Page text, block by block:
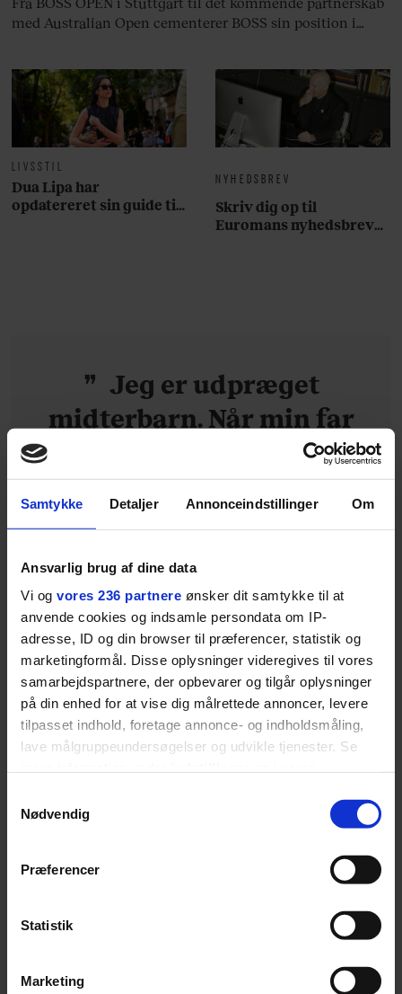
Samtykke Detaljer Annonceindstillinger Om
Ansvarlig brug af dine data
Vi og vores 236 partnere ønsker dit samtykke til at
anvende cookies og indsamle persondata om IP-
adresse, ID og din browser til præferencer, statistik og
marketingformål. Disse oplysninger videregives til vores
samarbejdspartnere, der opbevarer og tilgår oplysninger
på din enhed for at vise dig målrettede annoncer, levere
tilpasset indhold, foretage annonce- og indholdsmåling,
lave målgruppeundersøgelser og udvikle tjenester. Se
tilbage eller ændre indstillinger fra vores
"Cookiedeklaration", eller ved at trykke på "Privacy
Indsamle præcise oplysninger om din placering, der
Identificere din enhed baseret på en scanning af
dens unikke karakteristika (fingerprinting)
Nødvendig
Præferencer
Statistik
Marketing
LIVSSTIL
Dua Lipa har
opdatereret sin guide til
NYHEDSBREV
Skriv dig op til
Euromans nyhedsbrev
med Australian Open cementerer BOSS sin position i
Jeg er udpræget
midterbarn. Når min far
drak sig fuld og blev
uvenner med min mor, var
det naturligt for mig at
forsøge at redde
stemningen og glatte det
hele ud. Med tiden
forsvandt min egen
identitet nok lidt i det, og
jeg endte med at leve mere i
andres behov end i mine
LÆS MAGASINET